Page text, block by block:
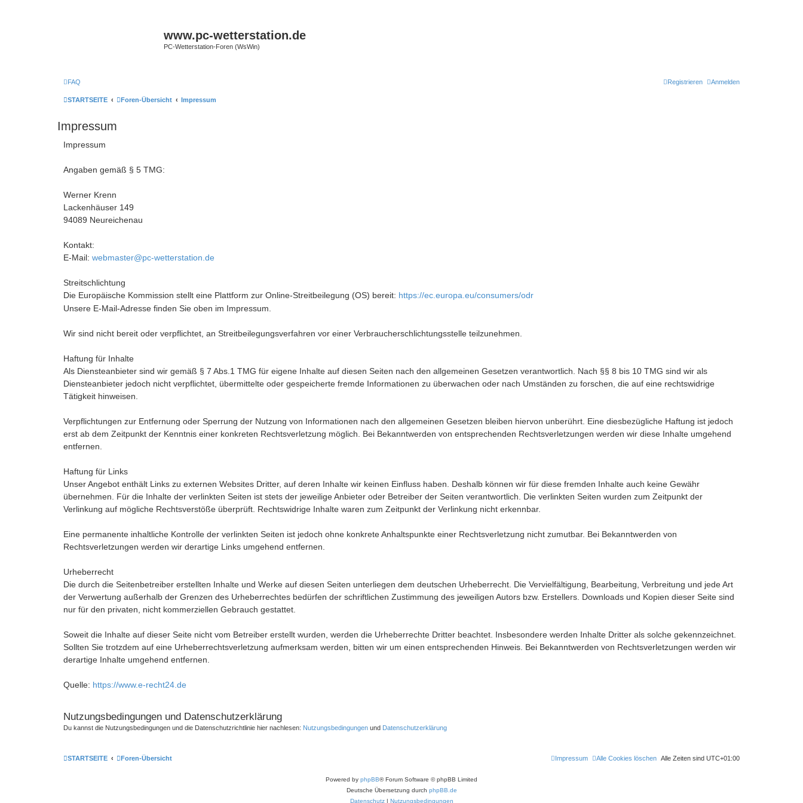
www.pc-wetterstation.de
PC-Wetterstation-Foren (WsWin)
FAQ Anmelden
Registrieren
STARTSEITE Foren-Übersicht Impressum
Impressum
Impressum
Angaben gemäß § 5 TMG:
Werner Krenn
Lackenhäuser 149
94089 Neureichenau
Kontakt:
E-Mail: webmaster@pc-wetterstation.de
Streitschlichtung
Die Europäische Kommission stellt eine Plattform zur Online-Streitbeilegung (OS) bereit: https://ec.europa.eu/consumers/odr
Unsere E-Mail-Adresse finden Sie oben im Impressum.
Wir sind nicht bereit oder verpflichtet, an Streitbeilegungsverfahren vor einer Verbraucherschlichtungsstelle teilzunehmen.
Haftung für Inhalte
Als Diensteanbieter sind wir gemäß § 7 Abs.1 TMG für eigene Inhalte auf diesen Seiten nach den allgemeinen Gesetzen verantwortlich. Nach §§ 8 bis 10 TMG sind wir als
Diensteanbieter jedoch nicht verpflichtet, übermittelte oder gespeicherte fremde Informationen zu überwachen oder nach Umständen zu forschen, die auf eine rechtswidrige
Tätigkeit hinweisen.
Verpflichtungen zur Entfernung oder Sperrung der Nutzung von Informationen nach den allgemeinen Gesetzen bleiben hiervon unberührt. Eine diesbezügliche Haftung ist jedoch
erst ab dem Zeitpunkt der Kenntnis einer konkreten Rechtsverletzung möglich. Bei Bekanntwerden von entsprechenden Rechtsverletzungen werden wir diese Inhalte umgehend
entfernen.
Haftung für Links
Unser Angebot enthält Links zu externen Websites Dritter, auf deren Inhalte wir keinen Einfluss haben. Deshalb können wir für diese fremden Inhalte auch keine Gewähr
übernehmen. Für die Inhalte der verlinkten Seiten ist stets der jeweilige Anbieter oder Betreiber der Seiten verantwortlich. Die verlinkten Seiten wurden zum Zeitpunkt der
Verlinkung auf mögliche Rechtsverstöße überprüft. Rechtswidrige Inhalte waren zum Zeitpunkt der Verlinkung nicht erkennbar.
Eine permanente inhaltliche Kontrolle der verlinkten Seiten ist jedoch ohne konkrete Anhaltspunkte einer Rechtsverletzung nicht zumutbar. Bei Bekanntwerden von
Rechtsverletzungen werden wir derartige Links umgehend entfernen.
Urheberrecht
Die durch die Seitenbetreiber erstellten Inhalte und Werke auf diesen Seiten unterliegen dem deutschen Urheberrecht. Die Vervielfältigung, Bearbeitung, Verbreitung und jede Art
der Verwertung außerhalb der Grenzen des Urheberrechtes bedürfen der schriftlichen Zustimmung des jeweiligen Autors bzw. Erstellers. Downloads und Kopien dieser Seite sind
nur für den privaten, nicht kommerziellen Gebrauch gestattet.
Soweit die Inhalte auf dieser Seite nicht vom Betreiber erstellt wurden, werden die Urheberrechte Dritter beachtet. Insbesondere werden Inhalte Dritter als solche gekennzeichnet.
Sollten Sie trotzdem auf eine Urheberrechtsverletzung aufmerksam werden, bitten wir um einen entsprechenden Hinweis. Bei Bekanntwerden von Rechtsverletzungen werden wir
derartige Inhalte umgehend entfernen.
Quelle: https://www.e-recht24.de
Nutzungsbedingungen und Datenschutzerklärung
Du kannst die Nutzungsbedingungen und die Datenschutzrichtlinie hier nachlesen: Nutzungsbedingungen und Datenschutzerklärung
STARTSEITE Foren-Übersicht Alle Zeiten sind UTC+01:00
Alle Cookies löschen
Impressum
Powered by phpBB® Forum Software © phpBB Limited
Deutsche Übersetzung durch phpBB.de
Datenschutz| Nutzungsbedingungen